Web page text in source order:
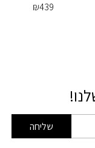
₪439
שליחה